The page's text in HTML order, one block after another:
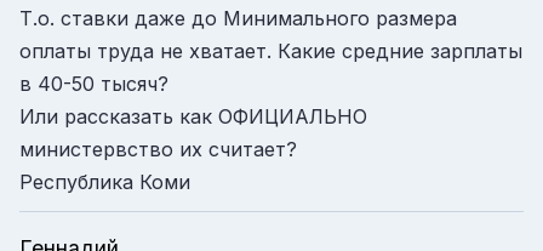
Т.о. ставки даже до Минимального размера
оплаты труда не хватает. Какие средние зарплаты
в 40-50 тысяч?
Или рассказать как ОФИЦИАЛЬНО
министервство их считает?
Республика Коми